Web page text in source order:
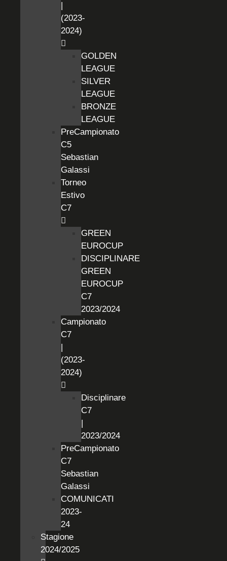
|
(2023-
2024)
GOLDEN
LEAGUE
SILVER
LEAGUE
BRONZE
LEAGUE
PreCampionato
C5
Sebastian
Galassi
Torneo
Estivo
C7
GREEN
EUROCUP
DISCIPLINARE
GREEN
EUROCUP
C7
2023/2024
Campionato
C7
|
(2023-
2024)
Disciplinare
C7
|
2023/2024
PreCampionato
C7
Sebastian
Galassi
COMUNICATI
2023-
24
Stagione
2024/2025